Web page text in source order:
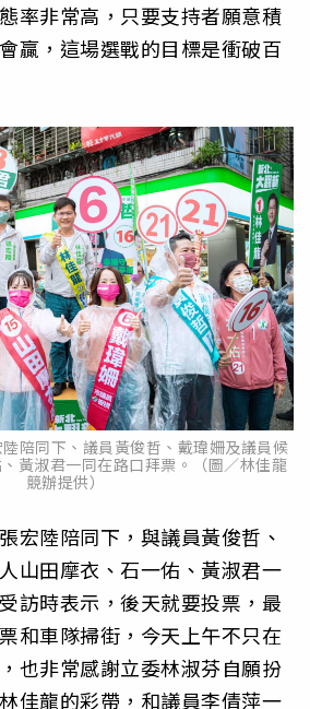
率非常高，只要支持者願意積
贏，這場選戰的目標是衝破百
陪同下、議員黃俊哲、戴瑋姍及議員候
黃淑君一同在路口拜票。（圖／林佳龍
競辦提供）
宏陸陪同下，與議員黃俊哲、
山田摩衣、石一佑、黃淑君一
訪時表示，後天就要投票，最
和車隊掃街，今天上午不只在
也非常感謝立委林淑芬自願扮
佳龍的彩帶，和議員李倩萍一